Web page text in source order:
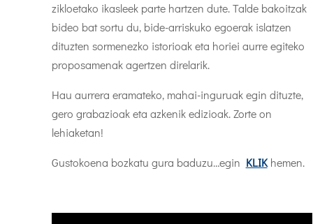
zikloetako ikasleek parte hartzen dute. Talde bakoitzak
bideo bat sortu du, bide-arriskuko egoerak islatzen
dituzten sormenezko istorioak eta horiei aurre egiteko
proposamenak agertzen direlarik.
Hau aurrera eramateko, mahai-inguruak egin dituzte,
gero grabazioak eta azkenik edizioak. Zorte on
lehiaketan!
Gustokoena bozkatu gura baduzu…egin KLIKhemen.